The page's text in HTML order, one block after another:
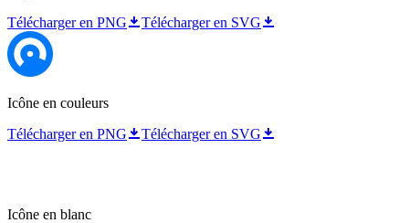
Télécharger en PNG
Télécharger en SVG
Icône en couleurs
Télécharger en PNG
Télécharger en SVG
Icône en blanc